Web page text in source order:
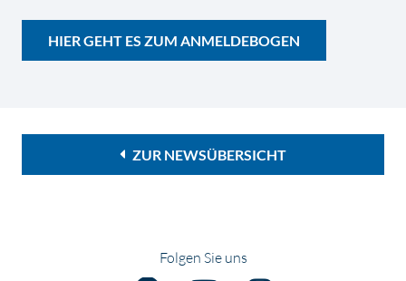
HIER GEHT ES ZUM ANMELDEBOGEN
ZUR NEWSÜBERSICHT
Folgen Sie uns